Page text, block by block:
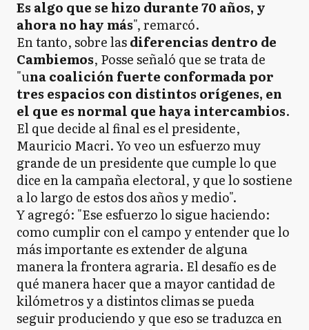
Es algo que se hizo durante 70 años, y
ahora no hay más", remarcó.
En tanto, sobre lasdiferencias dentro de
Cambiemos, Posse señaló que se trata de
"una coalición fuerte conformada por
tres espacios con distintos orígenes, en
el que es normal que haya intercambios.
El que decide al final es el presidente,
Mauricio Macri. Yo veo un esfuerzo muy
grande de un presidente que cumple lo que
dice en la campaña electoral, y que lo sostiene
a lo largo de estos dos años y medio".
Y agregó: "Ese esfuerzo lo sigue haciendo:
como cumplir con el campo y entender que lo
más importante es extender de alguna
manera la frontera agraria. El desafío es de
qué manera hacer que a mayor cantidad de
kilómetros y a distintos climas se pueda
seguir produciendo y que eso se traduzca en